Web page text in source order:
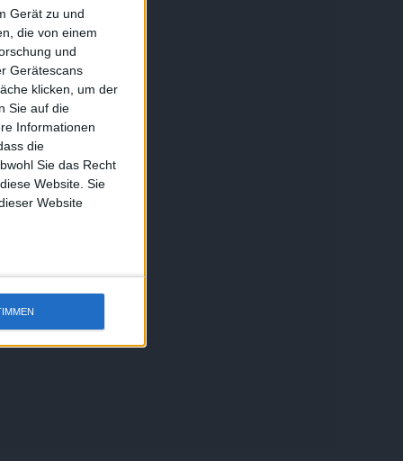
Gerät zu und
die von einem
und
Gerätescans
klicken, um der
Sie auf die
Informationen
die
Sie das Recht
Website. Sie
Website